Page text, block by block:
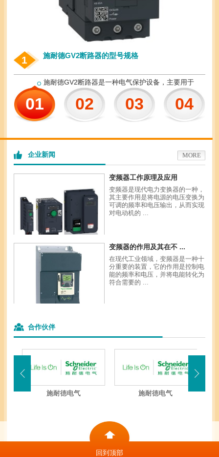
1 施耐德GV2断路器的型号规格
施耐德GV2断路器是一种电气保护设备，主要用于
对电路进行保护和控制。它采用了先进的技术和高
质量的材料，具有可靠的性能和出色的耐用性。在
各行各业的电气系统中广泛应用，确保电路的正常
运行和人员的安全。施耐德GV2断路器有多种型号
和规格，以适应不同的电气系统需求。根据额定电
括GV2ME、GV2P、GV2L、GV2RT等 ...
01 02 03 04
企业新闻 MORE
变频器工作原理及应用
变频器是现代电力变换器的一种，
其主要作用是将电源的电压变换为
可调的频率和电压输出，从而实现
对电动机的 ...
变频器的作用及其在不 ...
在现代工业领域，变频器是一种十
分重要的装置，它的作用是控制电
能的频率和电压，并将电能转化为
符合需要的 ...
合作伙伴
施耐德电气 施耐德电气
回到顶部